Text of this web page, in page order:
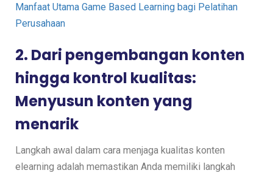
Manfaat Utama Game Based Learning bagi Pelatihan
Perusahaan
2. Dari pengembangan konten
hingga kontrol kualitas:
Menyusun konten yang
menarik
Langkah awal dalam cara menjaga kualitas konten
elearning adalah memastikan Anda memiliki langkah